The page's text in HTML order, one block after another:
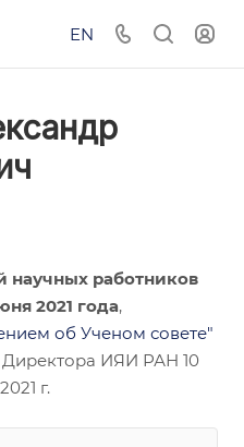
EN
научных работников
2021 года,
об Ученом совете"
Директора ИЯИ РАН 10
г.